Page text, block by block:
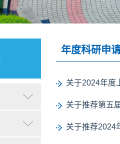
年度科研申
关于2024年度
关于推荐第五
关于推荐2024